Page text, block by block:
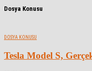
Dosya Konusu
DOSYA KONUSU
Tesla Model S,